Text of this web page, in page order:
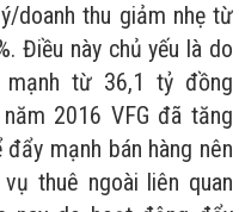
doanh thu giảm nhẹ từ
Điều này chủ yếu là do
từ 36,1 tỷ đồng
2016 VFG đã tăng
mạnh bán hàng nên
thuê ngoài liên quan